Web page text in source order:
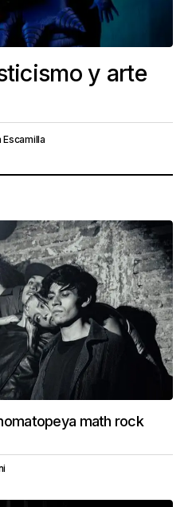
y arte
math rock